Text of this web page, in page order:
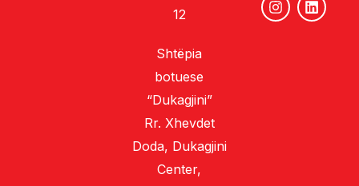
12
Shtëpia
botuese
“Dukagjini”
Rr. Xhevdet
Doda, Dukagjini
Center,